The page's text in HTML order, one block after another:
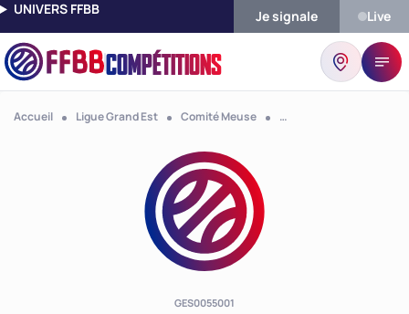
UNIVERS FFBB Je signale Live
COMPÉTITIONS
Accueil Ligue Grand Est Comité Meuse Club Cd 55 Hors
GES0055001